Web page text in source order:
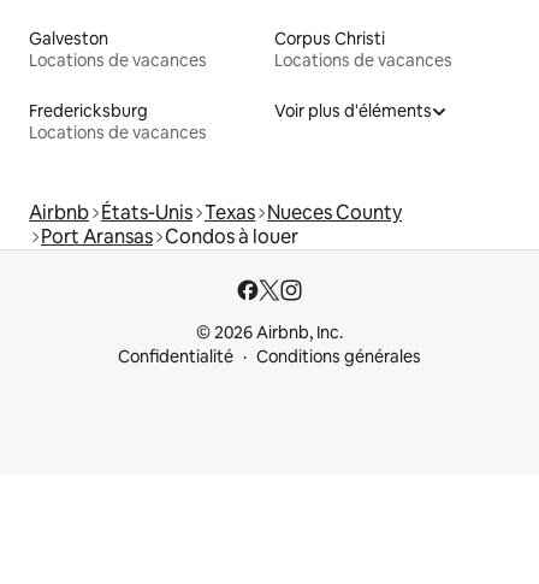
Galveston
Locations de vacances
Corpus Christi
Locations de vacances
Fredericksburg
Locations de vacances
Voir plus d'éléments
Airbnb États-Unis Texas Nueces County
Port Aransas Condos à louer
© 2026 Airbnb, Inc.
Confidentialité
Conditions générales